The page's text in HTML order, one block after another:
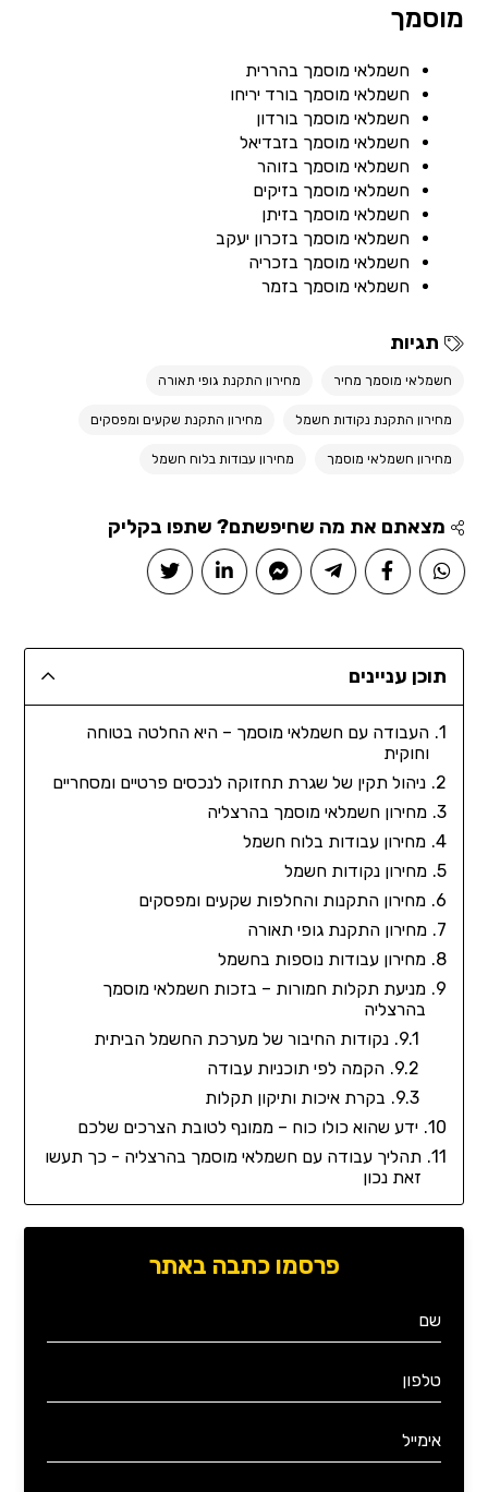
מוסמך
חשמלאי מוסמך בהררית
חשמלאי מוסמך בורד יריחו
חשמלאי מוסמך בורדון
חשמלאי מוסמך בזבדיאל
חשמלאי מוסמך בזוהר
חשמלאי מוסמך בזיקים
חשמלאי מוסמך בזיתן
חשמלאי מוסמך בזכרון יעקב
חשמלאי מוסמך בזכריה
חשמלאי מוסמך בזמר
תגיות
חשמלאי מוסמך מחיר מחירון התקנת גופי תאורה
מחירון התקנת נקודות חשמל מחירון התקנת שקעים ומפסקים
מחירון חשמלאי מוסמך מחירון עבודות בלוח חשמל
מצאתם את מה שחיפשתם? שתפו בקליק
תוכן עניינים
העבודה עם חשמלאי מוסמך – היא החלטה בטוחה
וחוקית
ניהול תקין של שגרת תחזוקה לנכסים פרטיים ומסחריים
מחירון חשמלאי מוסמך בהרצליה
מחירון עבודות בלוח חשמל
מחירון נקודות חשמל
מחירון התקנות והחלפות שקעים ומפסקים
מחירון התקנת גופי תאורה
מחירון עבודות נוספות בחשמל
מניעת תקלות חמורות – בזכות חשמלאי מוסמך
בהרצליה
נקודות החיבור של מערכת החשמל הביתית
הקמה לפי תוכניות עבודה
בקרת איכות ותיקון תקלות
ידע שהוא כולו כוח – ממונף לטובת הצרכים שלכם
תהליך עבודה עם חשמלאי מוסמך בהרצליה - כך תעשו
זאת נכון
פרסמו כתבה באתר